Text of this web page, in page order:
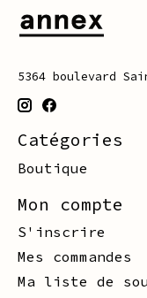
5364 boulevard
Catégories
Boutique
Mon compte
S'inscrire
Mes commandes
Ma liste de